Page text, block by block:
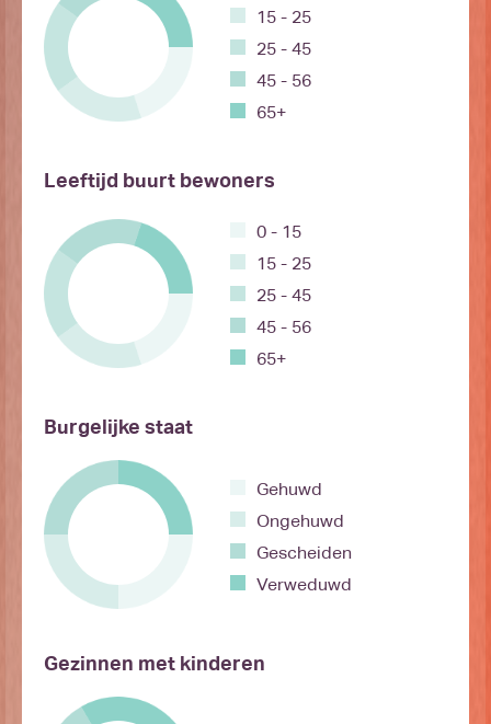
15 - 25
25 - 45
45 - 56
65+
Leeftijd buurt bewoners
0 - 15
15 - 25
25 - 45
45 - 56
65+
Burgelijke staat
Gehuwd
Ongehuwd
Gescheiden
Verweduwd
Gezinnen met kinderen